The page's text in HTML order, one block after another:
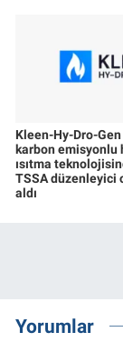
Kleen-Hy-Dro-Gen
karbon emisyonlu
ısıtma
TSSA düzenleyici
aldı
Yorumlar